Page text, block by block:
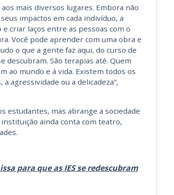
mais diversos lugares. Embora não
impactos em cada indivíduo, a
criar laços entre as pessoas com o
Você pode aprender com uma obra e
o que a gente faz aqui, do curso de
descubram. São terapias até. Quem
ao mundo e à vida. Existem todos os
agressividade ou a delicadeza”,
estudantes, mas abrange a sociedade
ainda conta com teatro,
para que as IES se redescubram